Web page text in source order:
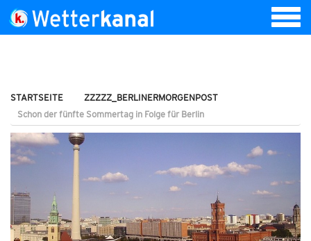
STARTSEITE
ZZZZZ_BERLINERMORGENPOST
Schon der fünfte Sommertag in Folge für Berlin